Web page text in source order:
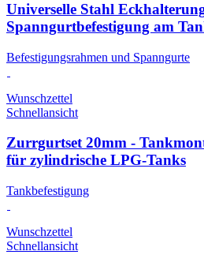
Universelle Stahl
Spanngurtbefestigung am
Befestigungsrahmen und Spanngurte
Wunschzettel
Schnellansicht
Zurrgurtset 20mm -
für zylindrische LPG-Tanks
Tankbefestigung
Wunschzettel
Schnellansicht